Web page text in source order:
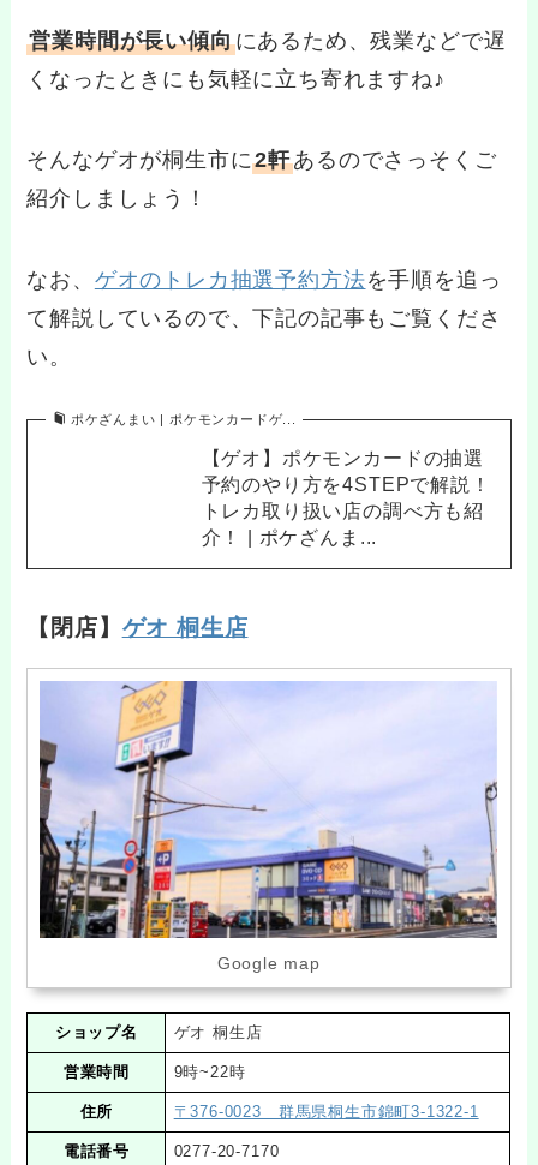
営業時間が長い傾向にあるため、残業などで遅
くなったときにも気軽に立ち寄れますね♪
そんなゲオが桐生市に2軒あるのでさっそくご
紹介しましょう！
なお、 ゲオのトレカ抽選予約方法を手順を追っ
て解説しているので、下記の記事もご覧くださ
い。
ポケざんまい | ポケモンカードゲ...
【ゲオ】ポケモンカードの抽選
予約のやり方を4STEPで解説！
トレカ取り扱い店の調べ方も紹
介！ | ポケざんま...
【閉店】 ゲオ 桐生店
Google map
ショップ名 ゲオ 桐生店
営業時間 9時~22時
住所 〒376-0023 群馬県桐生市錦町3-1322-1
電話番号 0277-20-7170